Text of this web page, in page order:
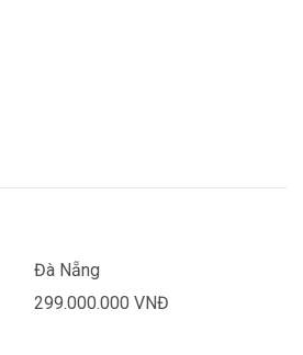
Đà Nẵng
299.000.000 VNĐ